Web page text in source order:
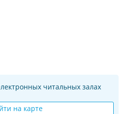
читальных залах
на карте